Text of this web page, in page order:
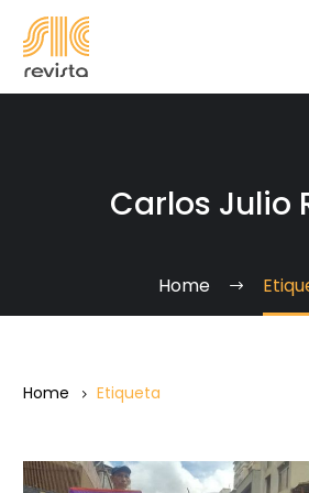
Carlos Julio
Home
Home Etiqueta
“Tranca